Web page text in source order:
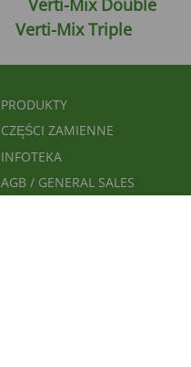
Verti-Mix Double
Verti-Mix Triple
FUSSBEREICHSMENÜ
PRODUKTY
CZĘŚCI ZAMIENNE
INFOTEKA
AGB / GENERAL SALES
CONDITIONS / OWS